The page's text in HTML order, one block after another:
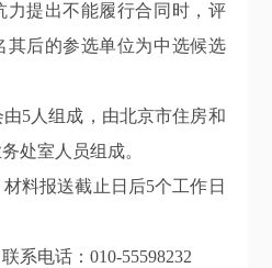
力提出不能履行合同时，评
其后的参选单位为中选候选
人组成，由北京市住房和
处室人员组成。
报送截止日后5个工作日
电话：010-55598232